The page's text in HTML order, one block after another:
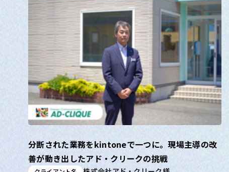
分断された業務をkintoneで一つに。現場主導の改
善が動き出したアド・クリークの挑戦